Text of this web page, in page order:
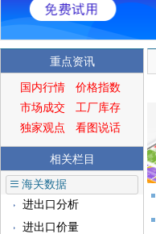
重点资讯
国内行情
价格指数
市场成交
工厂库存
独家观点
看图说话
相关栏目
≡ 海关数据
◆ 进出口分析
◆ 进出口价量